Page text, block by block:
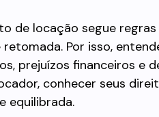
de locação segue
Por isso,
prejuízos financeiros e
conhecer seus
equilibrada.